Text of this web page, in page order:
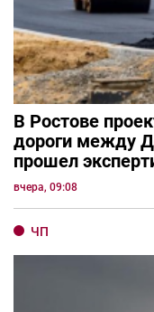
В Ростове
дороги между
прошел
вчера, 09:08
ЧП